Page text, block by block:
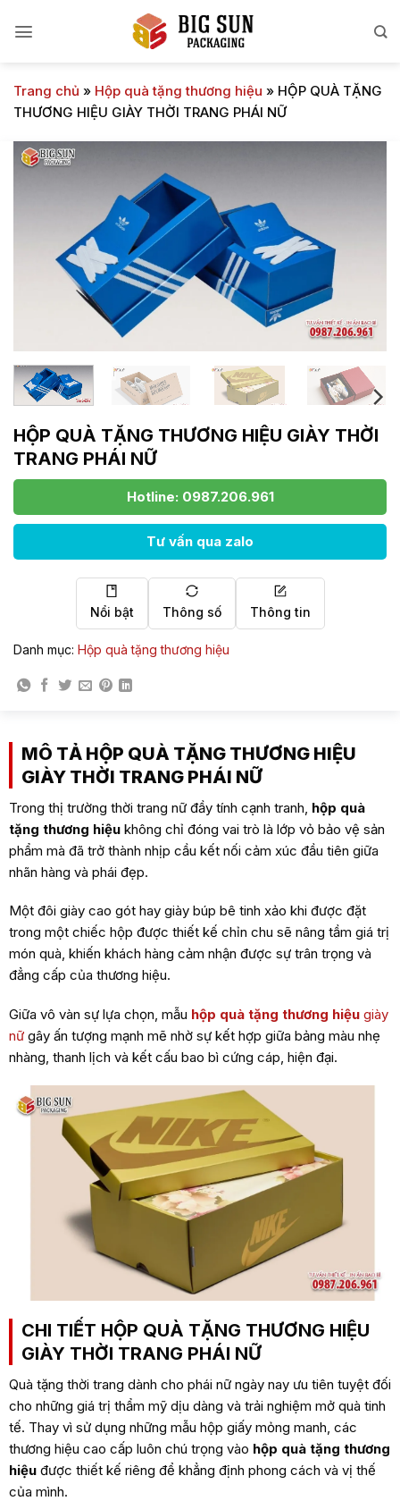
qua
Trang chủ » Hộp quà tặng thương hiệu » HỘP QUÀ TẶNG
THƯƠNG HIỆU GIÀY THỜI TRANG PHÁI NỮ
HỘP QUÀ TẶNG THƯƠNG HIỆU GIÀY THỜI
TRANG PHÁI NỮ
Hotline: 0987.206.961
Tư vấn qua zalo
Nổi bật Thông số Thông tin
Danh mục: Hộp quà tặng thương hiệu
MÔ TẢ HỘP QUÀ TẶNG THƯƠNG HIỆU
GIÀY THỜI TRANG PHÁI NỮ
Trong thị trường thời trang nữ đầy tính cạnh tranh, hộp quà
tặng thương hiệukhông chỉ đóng vai trò là lớp vỏ bảo vệ sản
phẩm mà đã trở thành nhịp cầu kết nối cảm xúc đầu tiên giữa
nhãn hàng và phái đẹp.
Một đôi giày cao gót hay giày búp bê tinh xảo khi được đặt
trong một chiếc hộp được thiết kế chỉn chu sẽ nâng tầm giá trị
món quà, khiến khách hàng cảm nhận được sự trân trọng và
đẳng cấp của thương hiệu.
Giữa vô vàn sự lựa chọn, mẫu hộp quà tặng thương hiệugiày
nữgây ấn tượng mạnh mẽ nhờ sự kết hợp giữa bảng màu nhẹ
nhàng, thanh lịch và kết cấu bao bì cứng cáp, hiện đại.
CHI TIẾT HỘP QUÀ TẶNG THƯƠNG HIỆU
GIÀY THỜI TRANG PHÁI NỮ
Quà tặng thời trang dành cho phái nữ ngày nay ưu tiên tuyệt đối
cho những giá trị thẩm mỹ dịu dàng và trải nghiệm mở quà tinh
tế. Thay vì sử dụng những mẫu hộp giấy mỏng manh, các
thương hiệu cao cấp luôn chú trọng vào hộp quà tặng thương
hiệuđược thiết kế riêng để khẳng định phong cách và vị thế
của mình.